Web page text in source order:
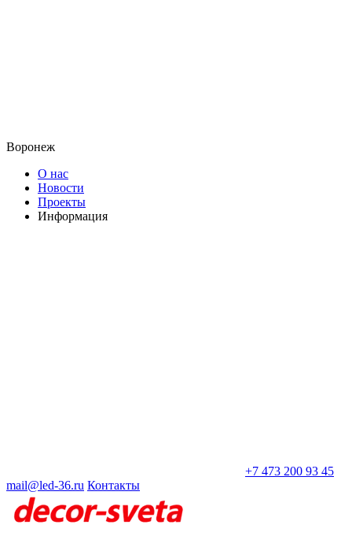
Воронеж
О нас
Новости
Проекты
Информация
+7 473 200 93 45
mail@led-36.ru Контакты